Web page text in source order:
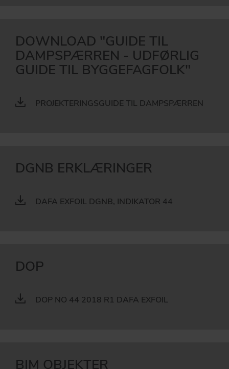
DOWNLOAD "GUIDE TIL
DAMPSPÆRREN - UDFØRLIG
GUIDE TIL BYGGEFAGFOLK"
PROJEKTERINGSGUIDE TIL DAMPSPÆRREN
DGNB ERKLÆRINGER
DAFA EXFOIL DGNB, INDIKATOR 44
DOP
DOP NO 44 2018 R1 DAFA EXFOIL
BIM OBJEKTER